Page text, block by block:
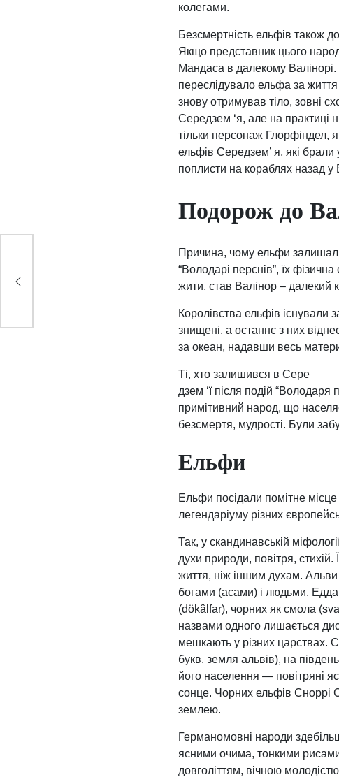
колегами.
Безсмертність ельфів також
Якщо представник цього
Мандаса в далекому Валінорі.
переслідувало ельфа за
знову отримував тіло, зовні
Середзем ‘я, але на практиці
тільки персонаж Глорфіндел,
ельфів Середзем’ я, які
поплисти на кораблях назад у
Подорож до
Причина, чому ельфи
“Володарі перснів”, їх
жити, став Валінор – далекий
Королівства ельфів існували
знищені, а останнє з них
за океан, надавши весь
Ті, хто залишився в Сере
дзем ‘ї після подій
примітивний народ, що
безсмертя, мудрості. Були
Ельфи
Ельфи посідали помітне місце
легендаріуму різних
Так, у скандинавській
духи природи, повітря,
життя, ніж іншим духам.
богами (асами) і людьми. Едда
(dökâlfar), чорних як смола
назвами одного лишається
мешкають у різних царствах.
букв. земля альвів), на
його населення — повітряні
сонце. Чорних ельфів Сноррі
землею.
Германомовні народи
ясними очима, тонкими
довголіттям, вічною